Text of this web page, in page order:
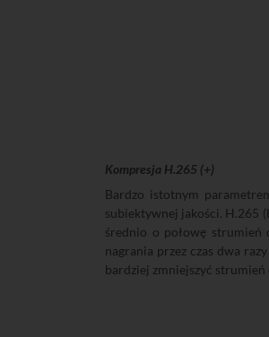
Kompresja H.265 (+)
Bardzo istotnym
subiektywnej jakości. H.265
średnio o połowę strumień
nagrania przez czas dwa
bardziej zmniejszyć strumień